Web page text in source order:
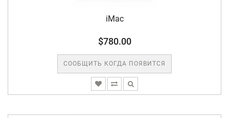
iMac
$780.00
СООБЩИТЬ КОГДА ПОЯВИТСЯ